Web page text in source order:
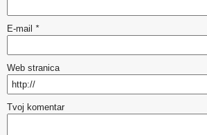
E-mail *
Web stranica
Tvoj komentar